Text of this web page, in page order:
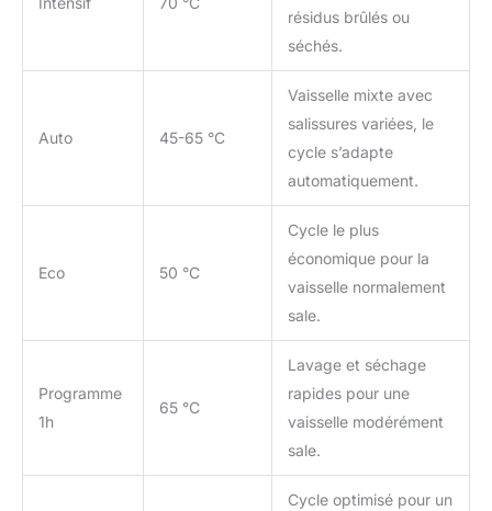
résidus brûlés ou
séchés.
Auto 45-65 °C
Vaisselle mixte avec
salissures variées, le
cycle s’adapte
automatiquement.
Eco 50 °C
Cycle le plus
économique pour la
vaisselle normalement
sale.
Programme
1h
65 °C
Lavage et séchage
rapides pour une
vaisselle modérément
sale.
Cycle optimisé pour un